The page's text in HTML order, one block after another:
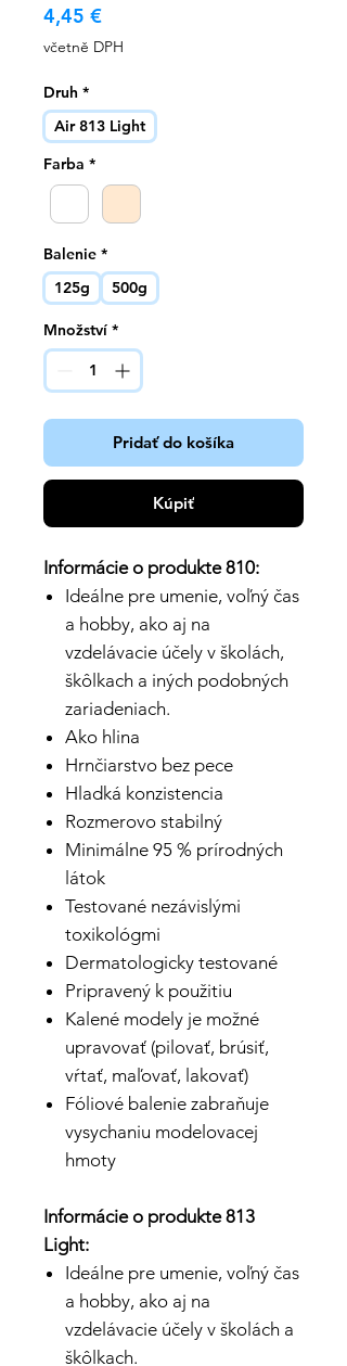
4,45 €Cena
včetně DPH
Druh *
Air 813 Light
Farba *
Balenie *
125g
500g
Množství *
Pridať do košíka
Kúpiť
Informácie o produkte 810:
Ideálne pre umenie, voľný čas
a hobby, ako aj na
vzdelávacie účely v školách,
škôlkach a iných podobných
zariadeniach.
Ako hlina
Hrnčiarstvo bez pece
Hladká konzistencia
Rozmerovo stabilný
Minimálne 95 % prírodných
látok
Testované nezávislými
toxikológmi
Dermatologicky testované
Pripravený k použitiu
Kalené modely je možné
upravovať (pilovať, brúsiť,
vŕtať, maľovať, lakovať)
Fóliové balenie zabraňuje
vysychaniu modelovacej
hmoty
Informácie o produkte 813
Light:
Ideálne pre umenie, voľný čas
a hobby, ako aj na
vzdelávacie účely v školách a
škôlkach.